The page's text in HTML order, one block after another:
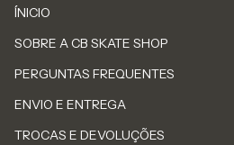
ÍNICIO
SOBRE A CB SKATE SHOP
PERGUNTAS FREQUENTES
ENVIO E ENTREGA
TROCAS E DEVOLUÇÕES